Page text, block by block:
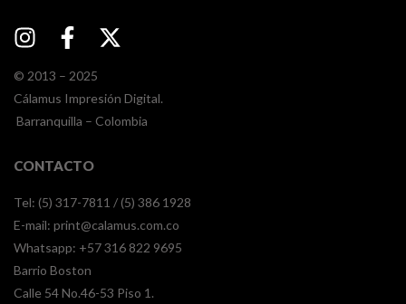
© 2013 – 2025
Cálamus Impresión Digital.
Barranquilla – Colombia
CONTACTO
Tel: (5) 317-7811 / (5) 386 1928
E-mail: print@calamus.com.co
Whatsapp: +57 316 822 9695
Barrio Boston
Calle 54 No.46-53 Piso 1.